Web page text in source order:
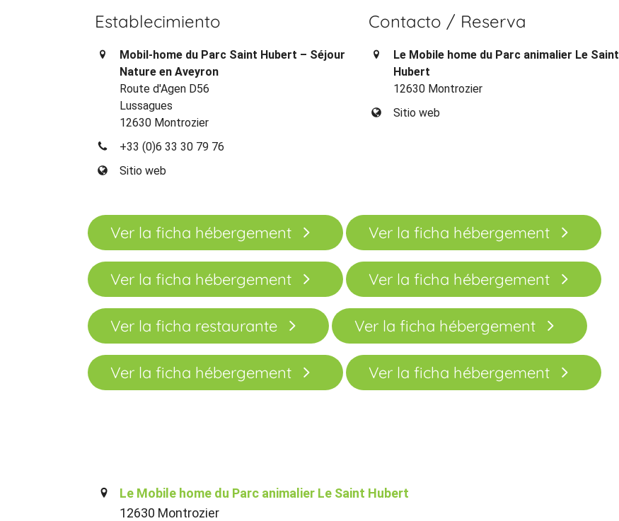
Establecimiento
Mobil-home du Parc Saint Hubert – Séjour
Nature en Aveyron
Route d'Agen D56
Lussagues
12630 Montrozier
+33 (0)6 33 30 79 76
Sitio web
Contacto / Reserva
Le Mobile home du Parc animalier Le Saint
Hubert
12630 Montrozier
Sitio web
Ver la ficha hébergement Ver la ficha hébergement
Ver la ficha hébergement Ver la ficha hébergement
Ver la ficha restaurante Ver la ficha hébergement
Ver la ficha hébergement Ver la ficha hébergement
Le Mobile home du Parc animalier Le Saint Hubert
12630 Montrozier